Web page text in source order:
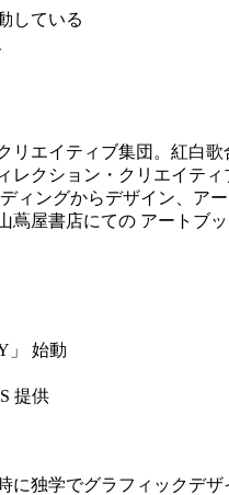
している
リエイティブ集団。紅白
レクション・クリエイテ
ィングからデザイン、ア
屋書店にての アートブ
」 始動
提供
に独学でグラフィックデ